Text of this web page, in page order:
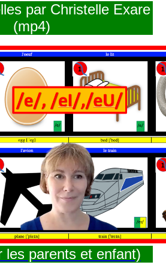
par Christelle Exare
(mp4)
les parents et enfant)